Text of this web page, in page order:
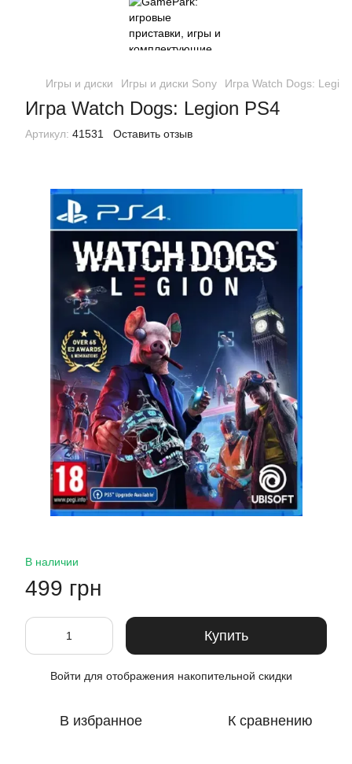
Игры и диски Игры и диски Sony Игра Watch Dogs:
Игра Watch Dogs: Legion PS4
Артикул: 41531 Оставить отзыв
В наличии
499 грн
Купить
Войти для отображения накопительной скидки
В избранное К сравнению